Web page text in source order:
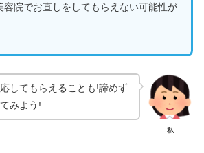
容院でお直しをしてもらえない可能性が
私
してもらえることも!諦めず
みよう!